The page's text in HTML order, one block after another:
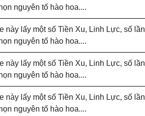
nguyên tố hào hoa....
này lấy một số Tiền Xu, Linh Lực, số lần
nguyên tố hào hoa....
này lấy một số Tiền Xu, Linh Lực, số lần
nguyên tố hào hoa....
này lấy một số Tiền Xu, Linh Lực, số lần
nguyên tố hào hoa....